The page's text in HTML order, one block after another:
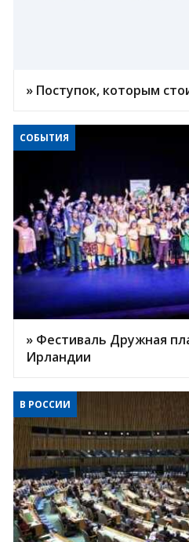
» Поступок, которым
СОБЫТИЯ
» Фестиваль Дружная
Ирландии
В РОССИИ